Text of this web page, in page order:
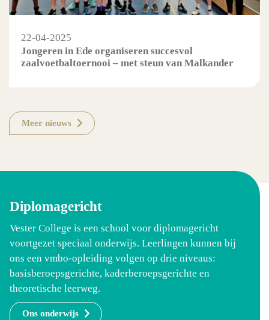
22-04-2025
Jongeren in Ede organiseren succesvol
zaalvoetbaltoernooi – met steun van Malkander
Meer nieuws
Diplomagericht
Vester College is een school voor diplomagericht
voortgezet speciaal onderwijs. Leerlingen kunnen bij
ons een vmbo-opleiding volgen op drie niveaus:
basisberoepsgerichte, kaderberoepsgerichte en
theoretische leerweg.
Ons onderwijs